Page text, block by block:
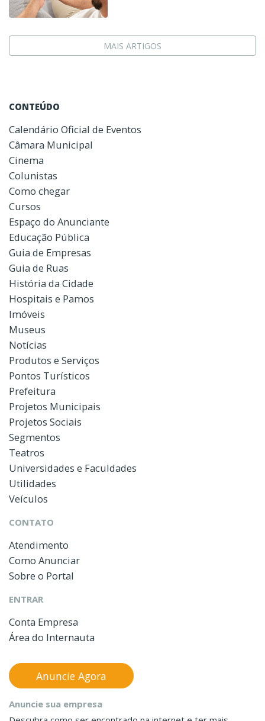
MAIS ARTIGOS
CONTEÚDO
Calendário Oficial de Eventos
Câmara Municipal
Cinema
Colunistas
Como chegar
Cursos
Espaço do Anunciante
Educação Pública
Guia de Empresas
Guia de Ruas
História da Cidade
Hospitais e Pamos
Imóveis
Museus
Notícias
Produtos e Serviços
Pontos Turísticos
Prefeitura
Projetos Municipais
Projetos Sociais
Segmentos
Teatros
Universidades e Faculdades
Utilidades
Veículos
CONTATO
Atendimento
Como Anunciar
Sobre o Portal
ENTRAR
Conta Empresa
Área do Internauta
Anuncie sua empresa
Anuncie Agora